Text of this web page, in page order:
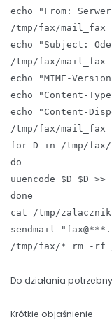
echo "From:
/tmp/fax/mail_fax
echo "Subject:
/tmp/fax/mail_fax
echo "MIME-
echo "Content-
echo "Content-
/tmp/fax/mail_fax
for D in /tmp/fax/
do
uuencode $D $D
done
cat /tmp/
sendmail
/tmp/fax/* rm -rf
Do działania
Krótkie objaśnienie